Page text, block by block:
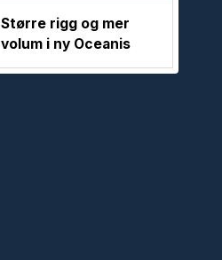
Større rigg og mer
volum i ny Oceanis